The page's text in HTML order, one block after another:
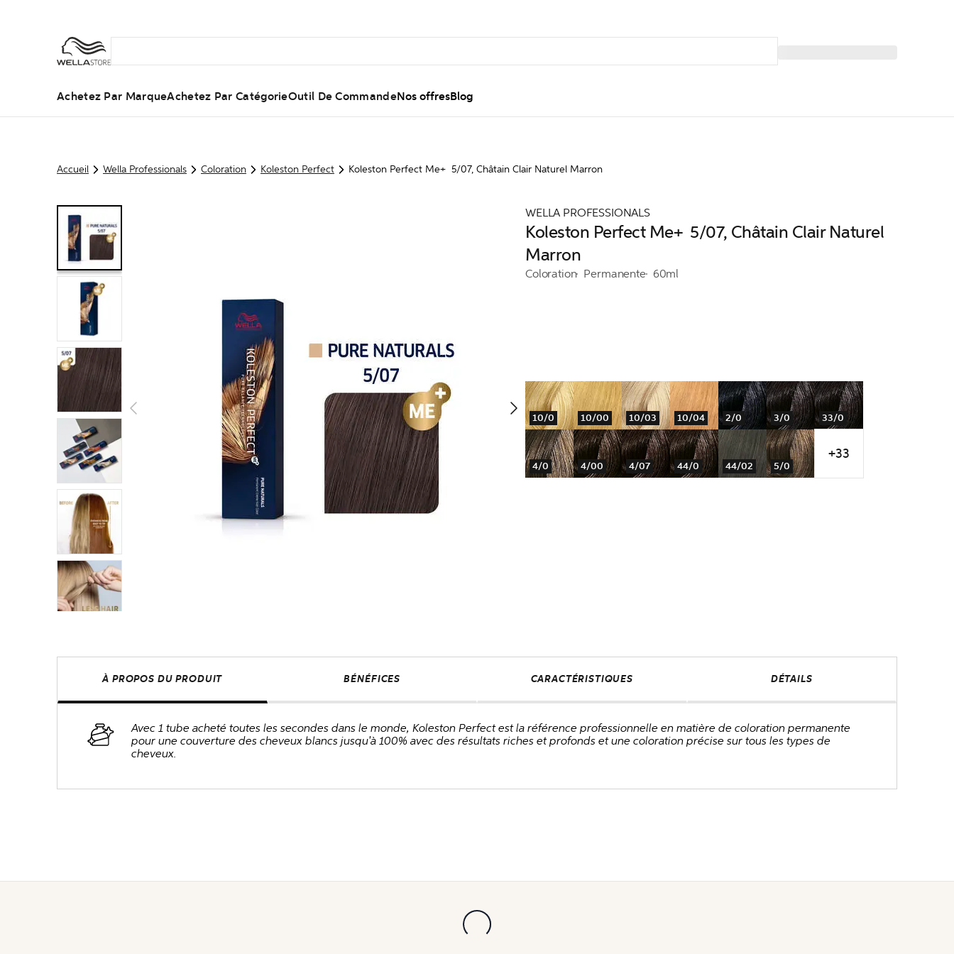
Achetez Par MarqueAchetez Par CatégorieOutil De CommandeNos offresBlog
Accueil Wella Professionals Coloration Koleston Perfect Koleston Perfect Me+ 5/07, Châtain Clair Naturel Marron
WELLA PROFESSIONALS
Koleston Perfect Me+ 5/07, Châtain Clair Naturel
Marron
Coloration Permanente 60ml
10/0 10/00 10/03 10/04 2/0 3/0 33/0
4/0 4/00 4/07 44/0 44/02 5/0
+33
À PROPOS DU PRODUIT BÉNÉFICES CARACTÉRISTIQUES DÉTAILS
Avec 1 tube acheté toutes les secondes dans le monde, Koleston Perfect est la référence professionnelle en matière de coloration permanente
pour une couverture des cheveux blancs jusqu'à 100% avec des résultats riches et profonds et une coloration précise sur tous les types de
cheveux.